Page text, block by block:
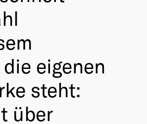
eigenen
steht:
über